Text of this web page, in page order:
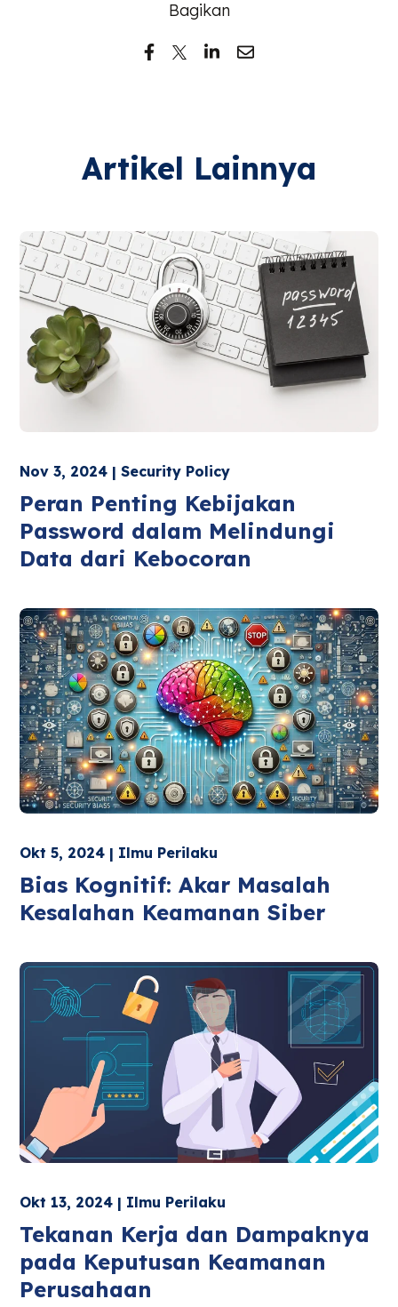
Bagikan
Artikel Lainnya
Nov 3, 2024 | Security Policy
Peran Penting Kebijakan
Password dalam Melindungi
Data dari Kebocoran
Okt 5, 2024 | Ilmu Perilaku
Bias Kognitif: Akar Masalah
Kesalahan Keamanan Siber
Okt 13, 2024 | Ilmu Perilaku
Tekanan Kerja dan Dampaknya
pada Keputusan Keamanan
Perusahaan